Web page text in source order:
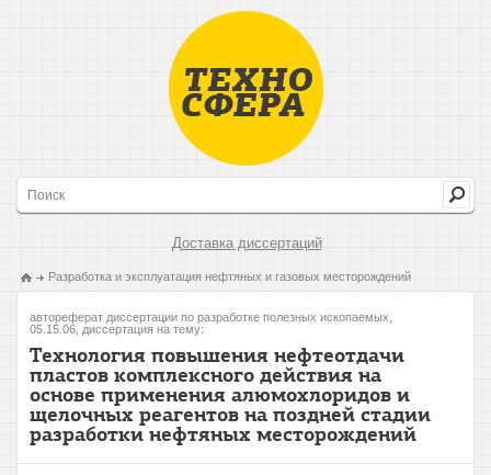
Доставка диссертаций
Разработка и эксплуатация нефтяных и газовых месторождений
автореферат диссертации по разработке полезных ископаемых,
05.15.06, диссертация на тему:
Технология повышения нефтеотдачи
пластов комплексного действия на
основе применения алюмохлоридов и
щелочных реагентов на поздней стадии
разработки нефтяных месторождений